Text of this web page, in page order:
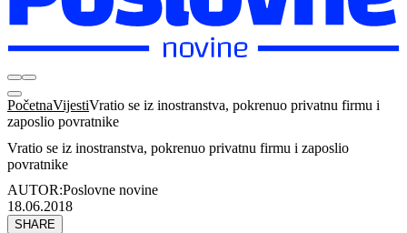
PočetnaVijestiVratio se iz inostranstva, pokrenuo privatnu firmu i
zaposlio povratnike
Vratio se iz inostranstva, pokrenuo privatnu firmu i zaposlio
povratnike
AUTOR:Poslovne novine
18.06.2018
SHARE